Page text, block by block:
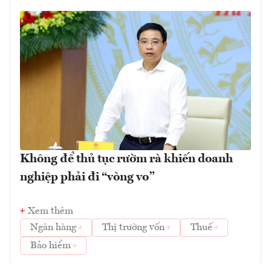
Không để thủ tục rườm rà khiến doanh
nghiệp phải đi “vòng vo”
Xem thêm
Ngân hàng
Thị trường vốn
Thuế
Bảo hiểm